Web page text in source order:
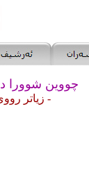
چووین شوورا
- زیاتر